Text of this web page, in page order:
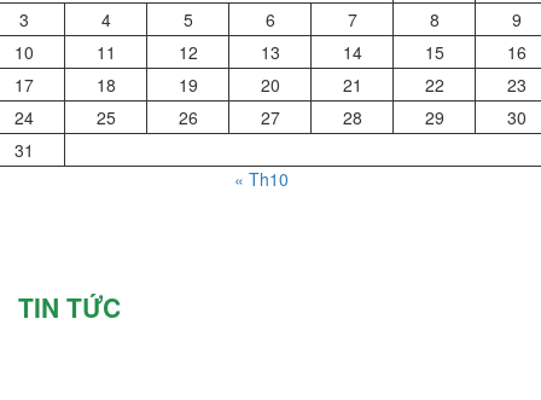
3
4 5 6 7 8
9
10
11 12 13 14 15
16
17
18 19 20 21 22
23
24
25 26 27 28 29
30
31
« Th10
TIN TỨC